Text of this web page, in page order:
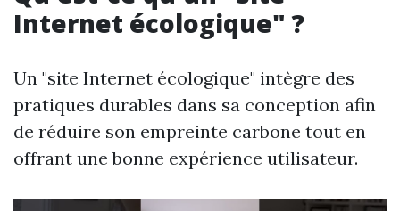
Internet écologique" ?
Un "site Internet écologique" intègre des
pratiques durables dans sa conception afin
de réduire son empreinte carbone tout en
offrant une bonne expérience utilisateur.